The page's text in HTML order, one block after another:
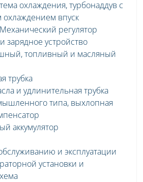
охлаждения, турбонаддув с
впуск
регулятор
зарядное устройство
топливный и масляный
трубка
и удлинительная трубка
типа, выхлопная
аккумулятор
и эксплуатации
установки и